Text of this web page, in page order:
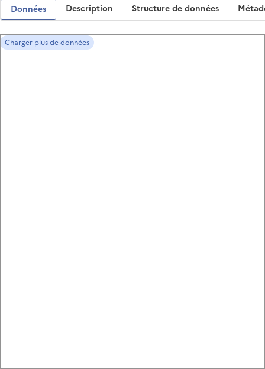
Données Description Structure de données
Charger plus de données